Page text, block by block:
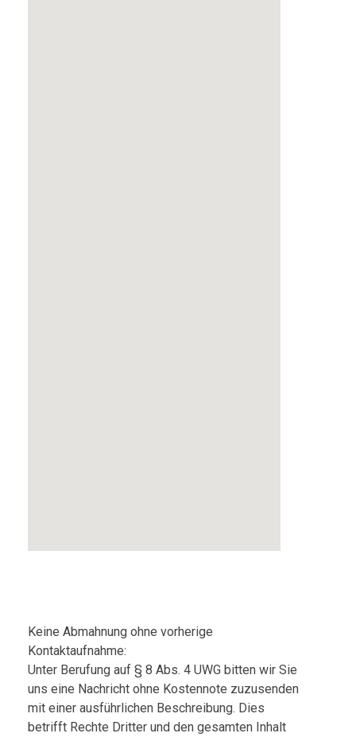
Keine Abmahnung ohne vorherige
Kontaktaufnahme:
Unter Berufung auf § 8 Abs. 4 UWG bitten wir Sie
uns eine Nachricht ohne Kostennote zuzusenden
mit einer ausführlichen Beschreibung. Dies
betrifft Rechte Dritter und den gesamten Inhalt